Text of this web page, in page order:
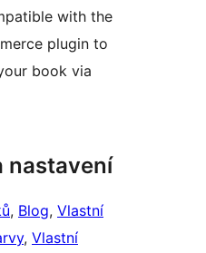
with the
plugin to
book via
nastavení
, Blog, Vlastní
, Vlastní